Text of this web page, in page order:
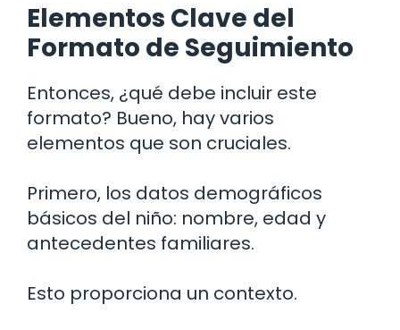
Elementos Clave del
Formato de Seguimiento
Entonces, ¿qué debe incluir este
formato? Bueno, hay varios
elementos que son cruciales.
Primero, los datos demográficos
básicos del niño: nombre, edad y
antecedentes familiares.
Esto proporciona un contexto.